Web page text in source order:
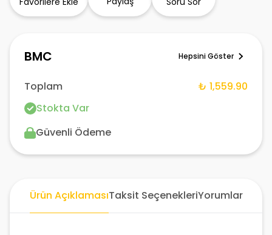
BMC Hepsini Göster
Toplam
₺ 1,559.90
Stokta Var
Güvenli Ödeme
Ürün AçıklamasıTaksit SeçenekleriYorumlar